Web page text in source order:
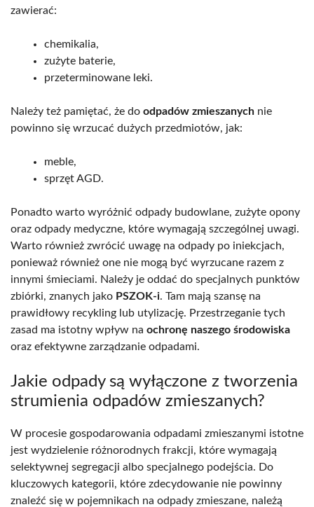
zawierać:
chemikalia,
zużyte baterie,
przeterminowane leki.
Należy też pamiętać, że do odpadów zmieszanych nie
powinno się wrzucać dużych przedmiotów, jak:
meble,
sprzęt AGD.
Ponadto warto wyróżnić odpady budowlane, zużyte opony
oraz odpady medyczne, które wymagają szczególnej uwagi.
Warto również zwrócić uwagę na odpady po iniekcjach,
ponieważ również one nie mogą być wyrzucane razem z
innymi śmieciami. Należy je oddać do specjalnych punktów
zbiórki, znanych jako PSZOK-i. Tam mają szansę na
prawidłowy recykling lub utylizację. Przestrzeganie tych
zasad ma istotny wpływ na ochronę naszego środowiska
oraz efektywne zarządzanie odpadami.
Jakie odpady są wyłączone z tworzenia
strumienia odpadów zmieszanych?
W procesie gospodarowania odpadami zmieszanymi istotne
jest wydzielenie różnorodnych frakcji, które wymagają
selektywnej segregacji albo specjalnego podejścia. Do
kluczowych kategorii, które zdecydowanie nie powinny
znaleźć się w pojemnikach na odpady zmieszane, należą